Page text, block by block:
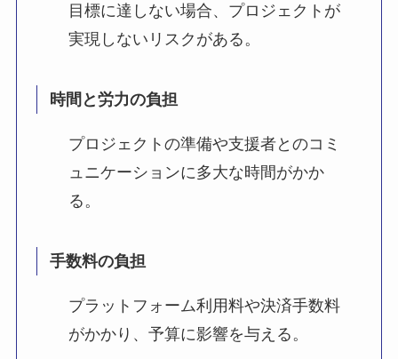
目標に達しない場合、プロジェクトが
実現しないリスクがある。
時間と労力の負担
プロジェクトの準備や支援者とのコミ
ュニケーションに多大な時間がかか
る。
手数料の負担
プラットフォーム利用料や決済手数料
がかかり、予算に影響を与える。